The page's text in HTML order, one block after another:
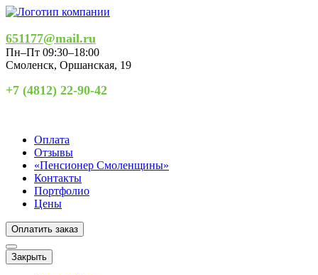
651177@mail.ru
Пн–Пт 09:30–18:00
Смоленск, Оршанская, 19
+7 (4812) 22-90-42
Оплата
Отзывы
«Пенсионер Смоленщины»
Контакты
Портфолио
Цены
Оплатить заказ
Закрыть